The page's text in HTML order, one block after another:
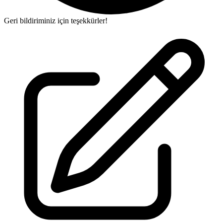
Geri bildiriminiz için teşekkürler!